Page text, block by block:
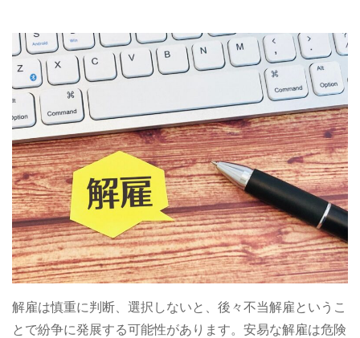
解雇は慎重に判断、選択しないと、後々不当解雇というこ
とで紛争に発展する可能性があります。安易な解雇は危険